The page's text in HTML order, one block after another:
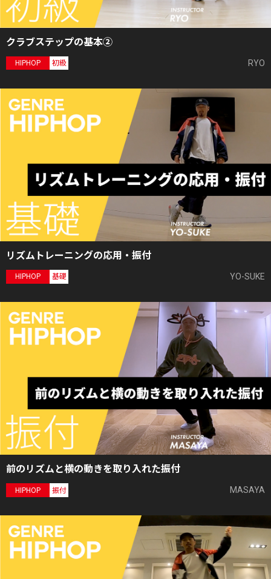
クラブステップの基本②
HIPHOP 初級 RYO
リズムトレーニングの応用・振付
HIPHOP 基礎 YO-SUKE
前のリズムと横の動きを取り入れた振付
HIPHOP 振付 MASAYA